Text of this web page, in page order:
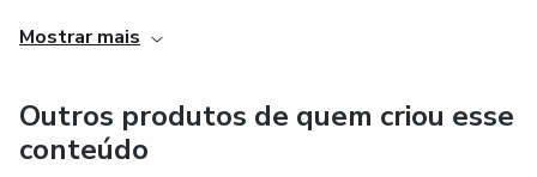
grandes empresas e multinacionais, até transformar minha
própria experiência em um negócio de carreira que hoje
impacta outras profissionais de RH em transição.
Mostrar mais
Outros produtos de quem criou esse
conteúdo